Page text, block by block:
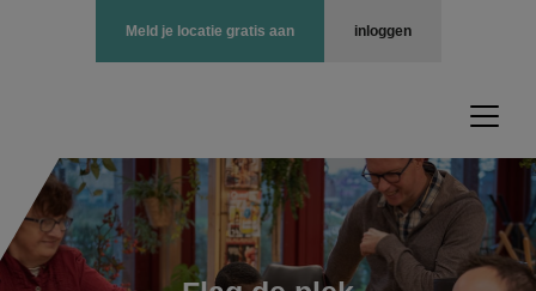
inloggen
Meld je locatie gratis aan